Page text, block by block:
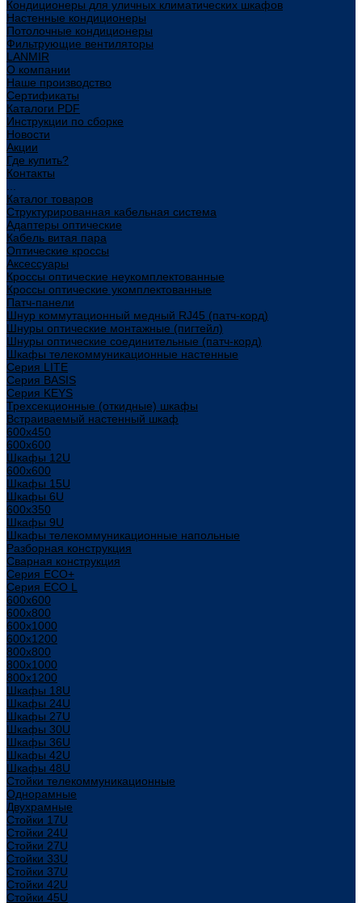
Кондиционеры для уличных климатических шкафов
Настенные кондиционеры
Потолочные кондиционеры
Фильтрующие вентиляторы
LANMIR
О компании
Наше производство
Сертификаты
Каталоги PDF
Инструкции по сборке
Новости
Акции
Где купить?
Контакты
Каталог товаров
Структурированная кабельная система
Адаптеры оптические
Кабель витая пара
Оптические кроссы
Аксессуары
Кроссы оптические неукомплектованные
Кроссы оптические укомплектованные
Патч-панели
Шнур коммутационный медный RJ45 (патч-корд)
Шнуры оптические монтажные (пигтейл)
Шнуры оптические соединительные (патч-корд)
Шкафы телекоммуникационные настенные
Cерия LITE
Cерия BASIS
Cерия KEYS
Трехсекционные (откидные) шкафы
Встраиваемый настенный шкаф
600x450
600x600
Шкафы 12U
600x600
Шкафы 15U
Шкафы 6U
600x350
Шкафы 9U
Шкафы телекоммуникационные напольные
Разборная конструкция
Сварная конструкция
Серия ECO+
Серия ECO L
600x600
600x800
600х1000
600х1200
800x800
800х1000
800х1200
Шкафы 18U
Шкафы 24U
Шкафы 27U
Шкафы 30U
Шкафы 36U
Шкафы 42U
Шкафы 48U
Стойки телекоммуникационные
Однорамные
Двухрамные
Стойки 17U
Стойки 24U
Стойки 27U
Стойки 33U
Стойки 37U
Стойки 42U
Стойки 45U